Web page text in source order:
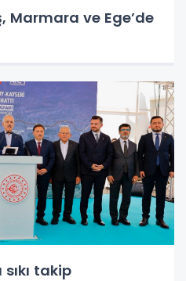
Marmara ve Ege’de
takip